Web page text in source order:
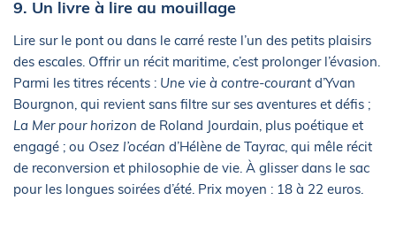
9. Un livre à lire au mouillage
Lire sur le pont ou dans le carré reste l’un des petits plaisirs
des escales. Offrir un récit maritime, c’est prolonger l’évasion.
Parmi les titres récents : Une vie à contre-courantd’Yvan
Bourgnon, qui revient sans filtre sur ses aventures et défis ;
La Mer pour horizon de Roland Jourdain, plus poétique et
engagé ; ou Osez l’océan d’Hélène de Tayrac, qui mêle récit
de reconversion et philosophie de vie. À glisser dans le sac
pour les longues soirées d’été. Prix moyen : 18 à 22 euros.